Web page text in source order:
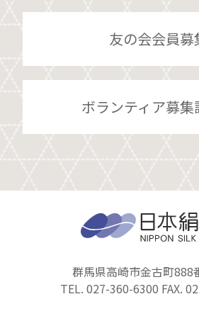
友の会会員募
ボランティア募集
群馬県高崎市金古町
TEL. 027-360-6300 FAX.